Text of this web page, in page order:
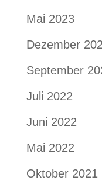
Mai 2023
Dezember
September
Juli 2022
Juni 2022
Mai 2022
Oktober 2021